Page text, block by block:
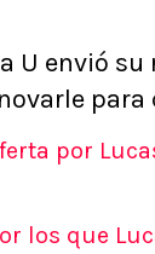
U envió
por
los que